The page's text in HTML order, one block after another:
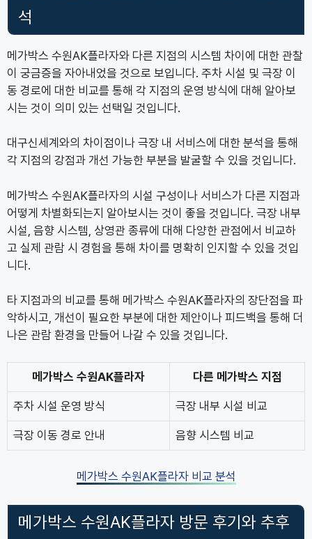
석
메가박스 수원AK플라자와 다른 지점의 시스템 차이에 대한 관찰
이 궁금증을 자아내었을 것으로 보입니다. 주차 시설 및 극장 이
동 경로에 대한 비교를 통해 각 지점의 운영 방식에 대해 알아보
시는 것이 의미 있는 선택일 것입니다.
대구신세계와의 차이점이나 극장 내 서비스에 대한 분석을 통해
각 지점의 강점과 개선 가능한 부분을 발굴할 수 있을 것입니다.
메가박스 수원AK플라자의 시설 구성이나 서비스가 다른 지점과
어떻게 차별화되는지 알아보시는 것이 좋을 것입니다. 극장 내부
시설, 음향 시스템, 상영관 종류에 대해 다양한 관점에서 비교하
고 실제 관람 시 경험을 통해 차이를 명확히 인지할 수 있을 것입
니다.
타 지점과의 비교를 통해 메가박스 수원AK플라자의 장단점을 파
악하시고, 개선이 필요한 부분에 대한 제안이나 피드백을 통해 더
나은 관람 환경을 만들어 나갈 수 있을 것입니다.
메가박스 수원AK플라자 다른 메가박스 지점
주차 시설 운영 방식 극장 내부 시설 비교
극장 이동 경로 안내 음향 시스템 비교
메가박스 수원AK플라자 비교 분석
메가박스 수원AK플라자 방문 후기와 추후